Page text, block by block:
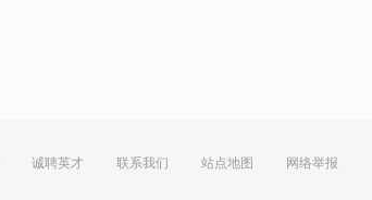
诚聘英才 联系我们 站点地图 网络举报